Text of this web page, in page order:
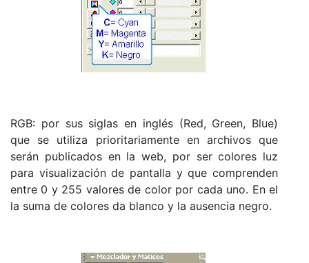
RGB: por sus siglas en inglés (Red, Green, Blue)
que se utiliza prioritariamente en archivos que
serán publicados en la web, por ser colores luz
para visualización de pantalla y que comprenden
entre 0 y 255 valores de color por cada uno. En el
la suma de colores da blanco y la ausencia negro.